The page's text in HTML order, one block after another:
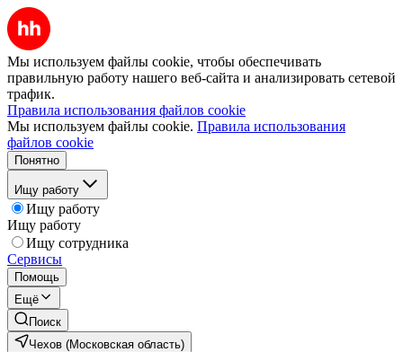
Мы используем файлы cookie, чтобы обеспечивать
правильную работу нашего веб-сайта и анализировать сетевой
трафик.
Правила использования файлов cookie
Мы используем файлы cookie. Правила использования
файлов cookie
Понятно
Ищу работу
Ищу работу
Ищу работу
Ищу сотрудника
Сервисы
Помощь
Ещё
Поиск
Чехов (Московская область)